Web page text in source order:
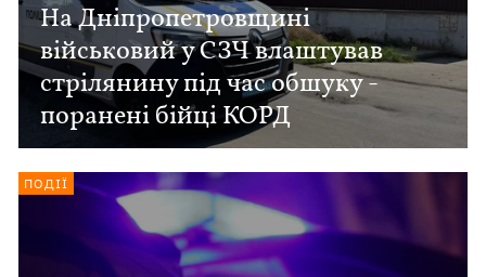
На Дніпропетровщині
військовий у СЗЧ влаштував
стрілянину під час обшуку -
поранені бійці КОРД
ПОДІЇ